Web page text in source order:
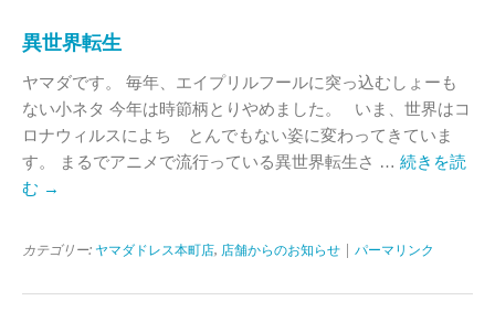
異世界転生
ヤマダです。 毎年、エイプリルフールに突っ込むしょーも
ない小ネタ 今年は時節柄とりやめました。 いま、世界はコ
ロナウィルスによち とんでもない姿に変わってきていま
す。 まるでアニメで流行っている異世界転生さ … 続きを読
む →
カテゴリー: ヤマダドレス本町店, 店舗からのお知らせ パーマリンク